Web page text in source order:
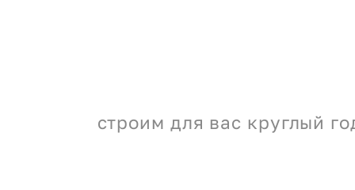
строим для вас круглый